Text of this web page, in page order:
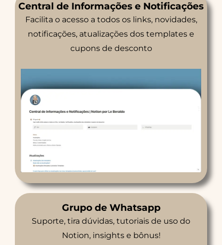
Central de Informações e Notificações
Facilita o acesso a todos os links, novidades,
notificações, atualizações dos templates e
cupons de desconto
Grupo de Whatsapp
Suporte, tira dúvidas, tutoriais de uso do
Notion, insights e bônus!